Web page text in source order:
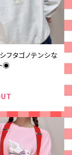
フタゴノテンシな
◉